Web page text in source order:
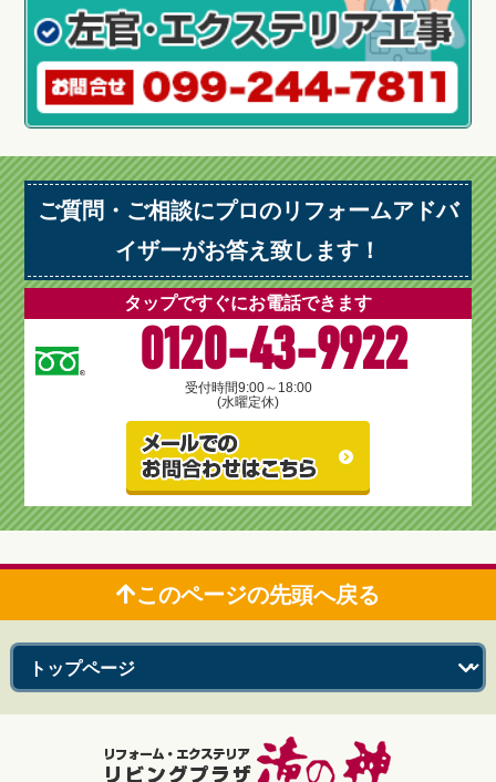
ご質問・ご相談にプロのリフォームアドバ
イザーがお答え致します！
タップですぐにお電話できます
0120-43-9922
受付時間9:00～18:00
(水曜定休)
このページの先頭へ戻る